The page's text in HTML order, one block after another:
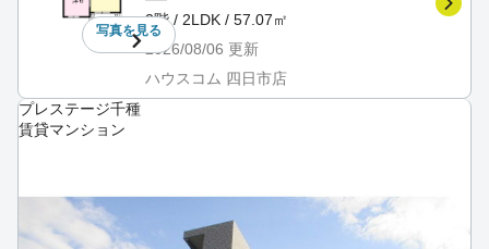
写真を見る
2階 / 2LDK / 57.07㎡
2026/08/06 更新
ハウスコム 四日市店
プレステージ千種
賃貸マンション